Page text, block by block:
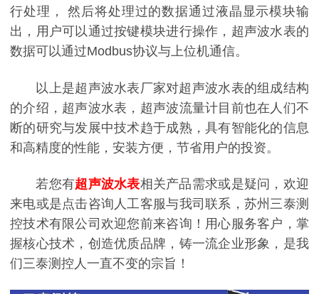
行处理， 然后将处理过的数据通过液晶显示模块输
出，用户可以通过按键模块进行操作，超声波水表的
数据可以通过Modbus协议与上位机通信。
以上是超声波水表厂家对超声波水表的组成结构
的介绍，超声波水表，超声波流量计目前也在人们不
断的研究与发展中技术趋于成熟，具有智能化的信息
和高精度的性能，安装方便，节省用户的投资。
若您有超声波水表相关产品需求或是疑问，欢迎
来电或是点击咨询人工客服与我司联系，苏州三泰测
控技术有限公司欢迎您前来咨询！用心服务客户，掌
握核心技术，创造优质品牌，铸一流企业形象，是我
们三泰测控人一直不变的宗旨！